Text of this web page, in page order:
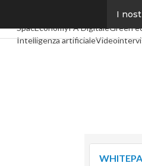
I
Digital Economy
SpacEconomyPA DigitaleGreen
Intelligenza artificiale